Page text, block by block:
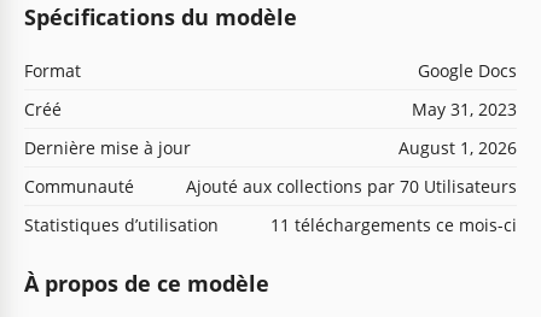
Spécifications du modèle
Format
Google Docs
Créé
May 31, 2023
Dernière mise à jour
August 1, 2026
Communauté
Ajouté aux collections par 70 Utilisateurs
Statistiques d’utilisation
11 téléchargements ce mois-ci
À propos de ce modèle